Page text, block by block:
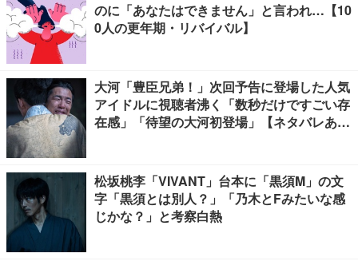
のに「あなたはできません」と言われ…【10
0人の更年期・リバイバル】
大河「豊臣兄弟！」次回予告に登場した人気
アイドルに視聴者沸く「数秒だけですごい存
在感」「待望の大河初登場」【ネタバレあ
松坂桃李「VIVANT」台本に「黒須M」の文
字「黒須とは別人？」「乃木とFみたいな感
じかな？」と考察白熱